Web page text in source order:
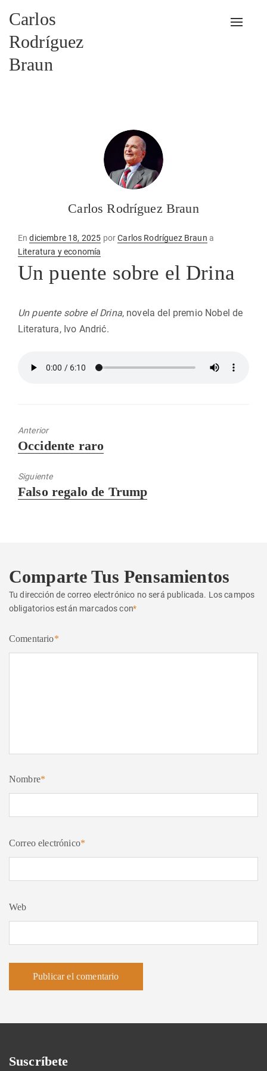
Carlos
Rodríguez
Braun
Carlos Rodríguez Braun
EnPublicado
en
diciembre 18, 2025 porCarlos Rodríguez Braun a
Literatura y economía
Un puente sobre el Drina
Un puente sobre el Drina, novela del premio Nobel de
Literatura, Ivo Andrić.
Anterior
Entrada
Occidente raro
Siguiente
Entrada
Falso regalo de Trump
Comparte Tus Pensamientos
Tu dirección de correo electrónico no será publicada. Los campos
obligatorios están marcados con*
Comentario*
Nombre*
Correo electrónico*
Web
Suscríbete